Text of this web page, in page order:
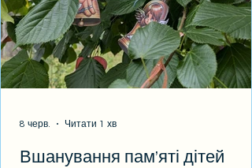
Вшанування пам’яті дітей
8 черв. Читати 1 хв